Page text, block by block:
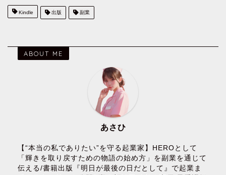
Kindle 出版 副業
ABOUT ME
あさひ
【“本当の私でありたい”を守る起業家】HEROとして
「輝きを取り戻すための物語の始め方」を副業を通じて
伝える/書籍出版『明日が最後の日だとして』で起業ま